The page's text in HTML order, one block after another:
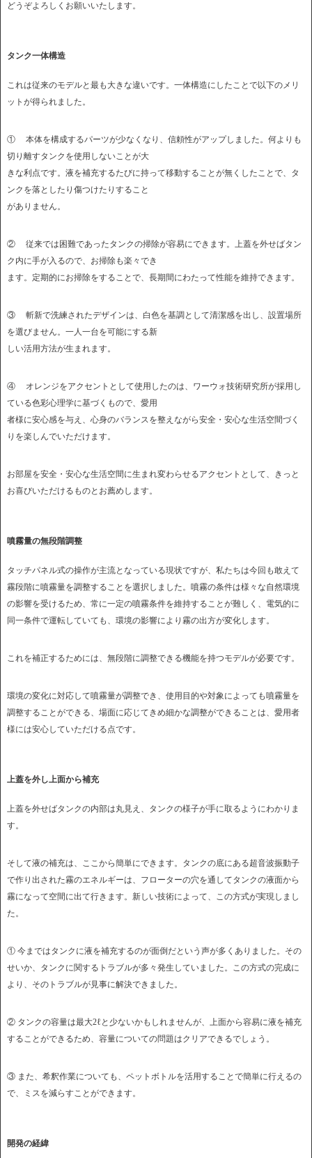
どうぞよろしくお願いいたします。
タンク一体構造
これは従来のモデルと最も大きな違いです。一体構造にしたことで以下のメリ
ットが得られました。
① 本体を構成するパーツが少なくなり、信頼性がアップしました。何よりも
切り離すタンクを使用しないことが大
きな利点です。液を補充するたびに持って移動することが無くしたことで、タ
ンクを落としたり傷つけたりすること
がありません。
② 従来では困難であったタンクの掃除が容易にできます。上蓋を外せばタン
ク内に手が入るので、お掃除も楽々でき
ます。定期的にお掃除をすることで、長期間にわたって性能を維持できます。
③ 斬新で洗練されたデザインは、白色を基調として清潔感を出し、設置場所
を選びません。一人一台を可能にする新
しい活用方法が生まれます。
④ オレンジをアクセントとして使用したのは、ワーウォ技術研究所が採用し
ている色彩心理学に基づくもので、愛用
者様に安心感を与え、心身のバランスを整えながら安全・安心な生活空間づく
りを楽しんでいただけます。
お部屋を安全・安心な生活空間に生まれ変わらせるアクセントとして、きっと
お喜びいただけるものとお薦めします。
噴霧量の無段階調整
タッチパネル式の操作が主流となっている現状ですが、私たちは今回も敢えて
霧段階に噴霧量を調整することを選択しました。噴霧の条件は様々な自然環境
の影響を受けるため、常に一定の噴霧条件を維持することが難しく、電気的に
同一条件で運転していても、環境の影響により霧の出方が変化します。
これを補正するためには、無段階に調整できる機能を持つモデルが必要です。
環境の変化に対応して噴霧量が調整でき、使用目的や対象によっても噴霧量を
調整することができる、場面に応じてきめ細かな調整ができることは、愛用者
様には安心していただける点です。
上蓋を外し上面から補充
上蓋を外せばタンクの内部は丸見え、タンクの様子が手に取るようにわかりま
す。
そして液の補充は、ここから簡単にできます。タンクの底にある超音波振動子
で作り出された霧のエネルギーは、フローターの穴を通してタンクの液面から
霧になって空間に出て行きます。新しい技術によって、この方式が実現しまし
た。
① 今まではタンクに液を補充するのが面倒だという声が多くありました。その
せいか、タンクに関するトラブルが多々発生していました。この方式の完成に
より、そのトラブルが見事に解決できました。
② タンクの容量は最大2ℓと少ないかもしれませんが、上面から容易に液を補充
することができるため、容量についての問題はクリアできるでしょう。
③ また、希釈作業についても、ペットボトルを活用することで簡単に行えるの
で、ミスを減らすことができます。
開発の経緯